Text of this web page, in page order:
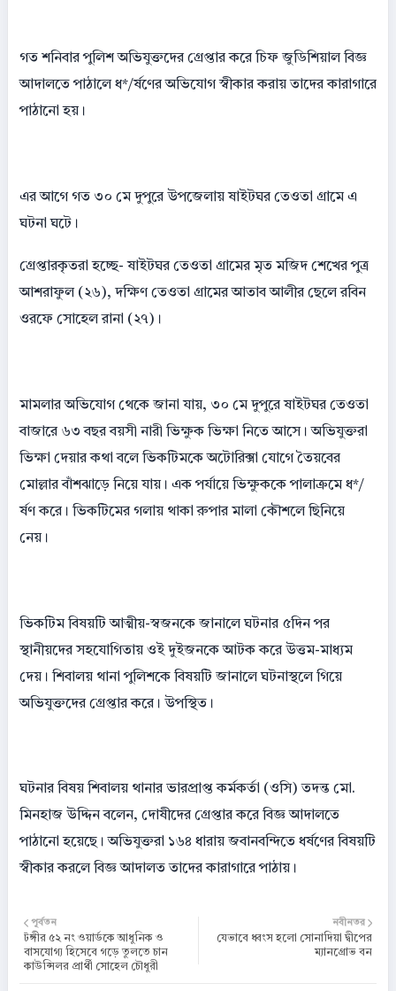
গত শনিবার পুলিশ অভিযুক্তদের গ্রেপ্তার করে চিফ জুডিশিয়াল বিজ্ঞ
আদালতে পাঠালে ধ*/র্ষণের অভিযোগ স্বীকার করায় তাদের কারাগারে
পাঠানো হয়।
এর আগে গত ৩০ মে দুপুরে উপজেলায় ষাইটঘর তেওতা গ্রামে এ
ঘটনা ঘটে।
গ্রেপ্তারকৃতরা হচ্ছে- ষাইটঘর তেওতা গ্রামের মৃত মজিদ শেখের পুত্র
আশরাফুল (২৬), দক্ষিণ তেওতা গ্রামের আতাব আলীর ছেলে রবিন
ওরফে সোহেল রানা (২৭)।
মামলার অভিযোগ থেকে জানা যায়, ৩০ মে দুপুরে ষাইটঘর তেওতা
বাজারে ৬৩ বছর বয়সী নারী ভিক্ষুক ভিক্ষা নিতে আসে। অভিযুক্তরা
ভিক্ষা দেয়ার কথা বলে ভিকটিমকে অটোরিক্সা যোগে তৈয়বের
মোল্লার বাঁশঝাড়ে নিয়ে যায়। এক পর্যায়ে ভিক্ষুককে পালাক্রমে ধ*/
র্ষণ করে। ভিকটিমের গলায় থাকা রুপার মালা কৌশলে ছিনিয়ে
নেয়।
ভিকটিম বিষয়টি আত্মীয়-স্বজনকে জানালে ঘটনার ৫দিন পর
স্থানীয়দের সহযোগিতায় ওই দুইজনকে আটক করে উত্তম-মাধ্যম
দেয়। শিবালয় থানা পুলিশকে বিষয়টি জানালে ঘটনাস্থলে গিয়ে
অভিযুক্তদের গ্রেপ্তার করে। উপস্থিত।
ঘটনার বিষয় শিবালয় থানার ভারপ্রাপ্ত কর্মকর্তা (ওসি) তদন্ত মো.
মিনহাজ উদ্দিন বলেন, দোষীদের গ্রেপ্তার করে বিজ্ঞ আদালতে
পাঠানো হয়েছে। অভিযুক্তরা ১৬৪ ধারায় জবানবন্দিতে ধর্ষণের বিষয়টি
স্বীকার করলে বিজ্ঞ আদালত তাদের কারাগারে পাঠায়।
নবীনতর
যেভাবে ধ্বংস হলো সোনাদিয়া দ্বীপের
ম্যানগ্রোভ বন
পূর্বতন
টঙ্গীর ৫২ নং ওয়ার্ডকে আধুনিক ও
বাসযোগ্য হিসেবে গড়ে তুলতে চান
কাউন্সিলর প্রার্থী সোহেল চৌধুরী